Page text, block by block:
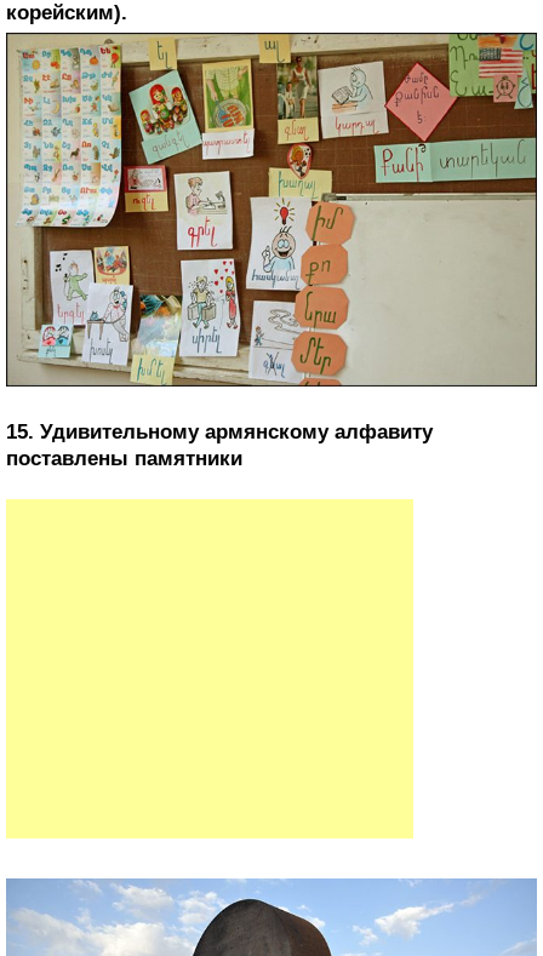
корейским).
15. Удивительному армянскому алфавиту
поставлены памятники